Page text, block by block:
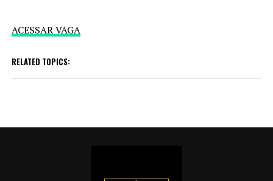
ACESSAR VAGA
RELATED TOPICS: